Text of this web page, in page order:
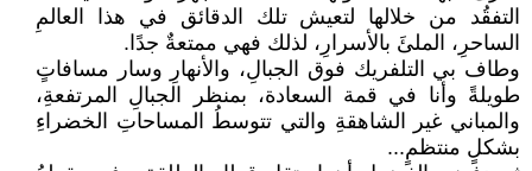
التفقُد من خلالها لتعيش تلك الدقائق في هذا العالمِ
الساحرِ، الملئَ بالأسرارِ، لذلك فهي ممتعةٌ جدًا.
وطاف بي التلفريك فوق الجبالِ، والأنهارِ وسار مسافاتٍ
طويلةً وأنا في قمة السعادة، بمنظر الجبالِ المرتفعةِ،
والمباني غير الشاهقةِ والتي تتوسطُ المساحاتِ الخضراءِ
بشكلٍ منتظمٍ...